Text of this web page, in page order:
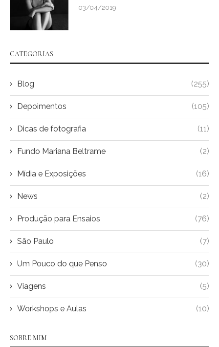
03/04/2019
CATEGORIAS
Blog (255)
Depoimentos (105)
Dicas de fotografia (11)
Fundo Mariana Beltrame (2)
Mídia e Exposições (16)
News (2)
Produção para Ensaios (76)
São Paulo (7)
Um Pouco do que Penso (30)
Viagens (5)
Workshops e Aulas (10)
SOBRE MIM